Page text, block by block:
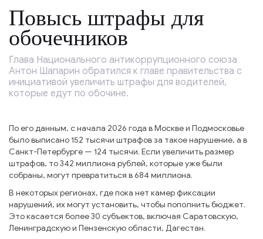
Повысь штрафы для
обочечников
Глава Национального антикоррупционного союза
Антон Шапарин обратился к главе правительства с
инициативой увеличить штрафы для водителей,
которые едут по обочине.
По его данным, с начала 2026 года в Москве и Подмосковье
было выписано 152 тысячи штрафов за такое нарушение, а в
Санкт-Петербурге — 124 тысячи. Если увеличить размер
штрафов, то 342 миллиона рублей, которые уже были
собраны, могут превратиться в 684 миллиона.
В некоторых регионах, где пока нет камер фиксации
нарушений, их могут установить, чтобы пополнить бюджет.
Это касается более 30 субъектов, включая Саратовскую,
Ленинградскую и Пензенскую области, Дагестан.